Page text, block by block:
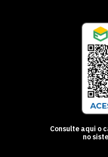
Consulte aqui o
no